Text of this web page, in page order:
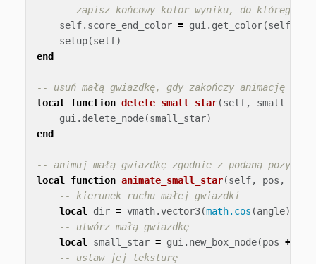
-- zapisz końcowy kolor wyniku, do którego
self. score_end_color = gui . get_color(self
setup(self)
end
-- usuń małą gwiazdkę, gdy zakończy animację
local
function delete_small_star(self, small_star
gui . delete_node(small_star)
end
-- animuj małą gwiazdkę zgodnie z podaną pozycją
local
function animate_small_star(self, pos ,
-- kierunek ruchu małej gwiazdki
local
dir = vmath.vector3(math.cos (angle),
-- utwórz małą gwiazdkę
local
small_star = gui . new_box_node(pos +
-- ustaw jej teksturę